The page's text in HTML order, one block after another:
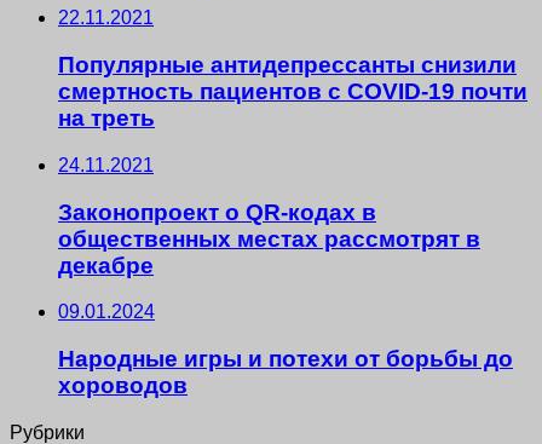
22.11.2021
Популярные антидепрессанты снизили
смертность пациентов с COVID-19 почти
на треть
24.11.2021
Законопроект о QR-кодах в
общественных местах рассмотрят в
декабре
09.01.2024
Народные игры и потехи от борьбы до
хороводов
Рубрики